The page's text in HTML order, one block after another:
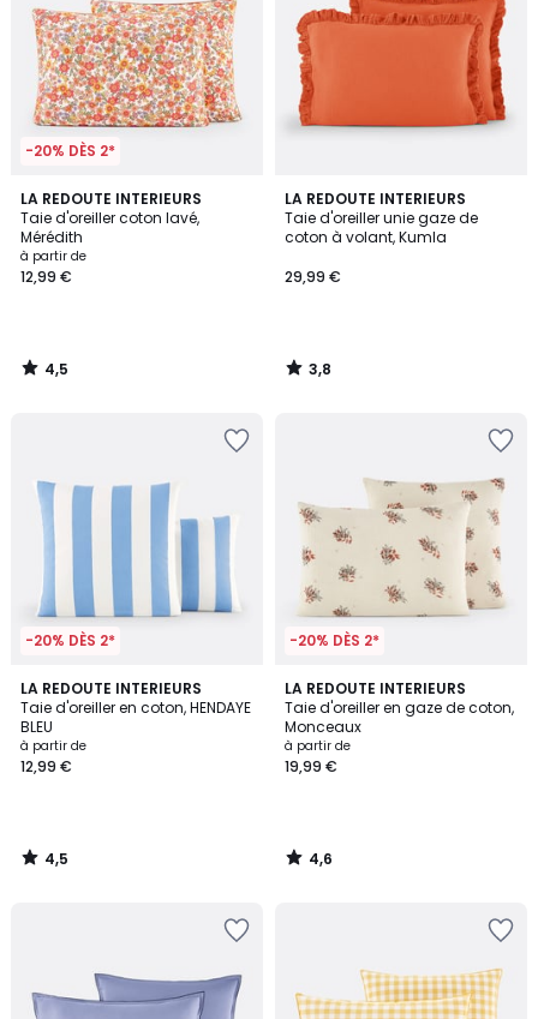
-20% DÈS 2*
LA REDOUTE INTERIEURS
Taie d'oreiller coton lavé,
Mérédith
à partir de
12,99 €
4,5
/ 5
4,5
/
LA REDOUTE INTERIEURS
Taie d'oreiller unie gaze de
coton à volant, Kumla
29,99 €
3,8
/ 5
3,8
/
-20% DÈS 2*
LA REDOUTE INTERIEURS
Taie d'oreiller en coton, HENDAYE
BLEU
à partir de
12,99 €
4,5
/ 5
4,5
/
-20% DÈS 2*
LA REDOUTE INTERIEURS
Taie d'oreiller en gaze de coton,
Monceaux
à partir de
19,99 €
4,6
/ 5
4,6
/